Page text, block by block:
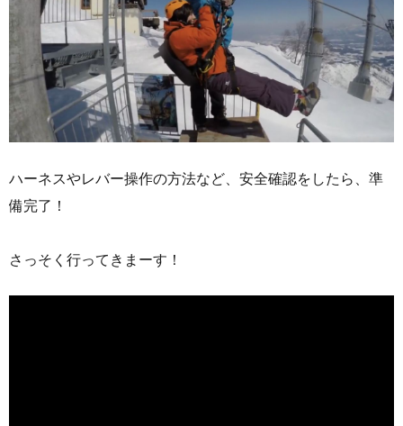
ハーネスやレバー操作の方法など、安全確認をしたら、準
備完了！
さっそく行ってきまーす！